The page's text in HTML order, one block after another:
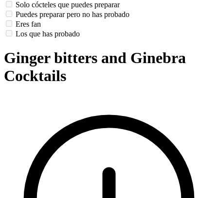
Solo cócteles que puedes preparar
Puedes preparar pero no has probado
Eres fan
Los que has probado
Ginger bitters and Ginebra
Cocktails